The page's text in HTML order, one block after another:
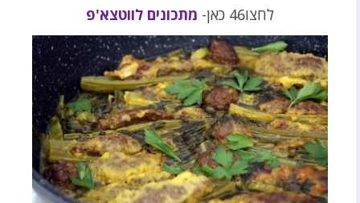
לחצו46 כאן-
מתכונים לווטצא'פ